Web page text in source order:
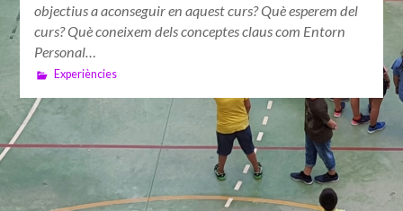
objectius a aconseguir en aquest curs? Què esperem del
curs? Què coneixem dels conceptes claus com Entorn
Personal…
Experiències